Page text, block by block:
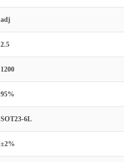
adj
2.5
1200
95%
SOT23-6L
±2%